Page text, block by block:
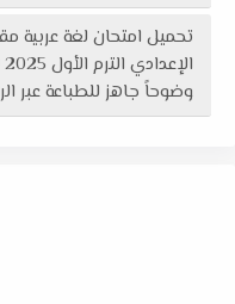
تحميل امتحان لغة عربية
وضوحاً جاهز للطباعة عبر